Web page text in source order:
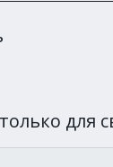
для